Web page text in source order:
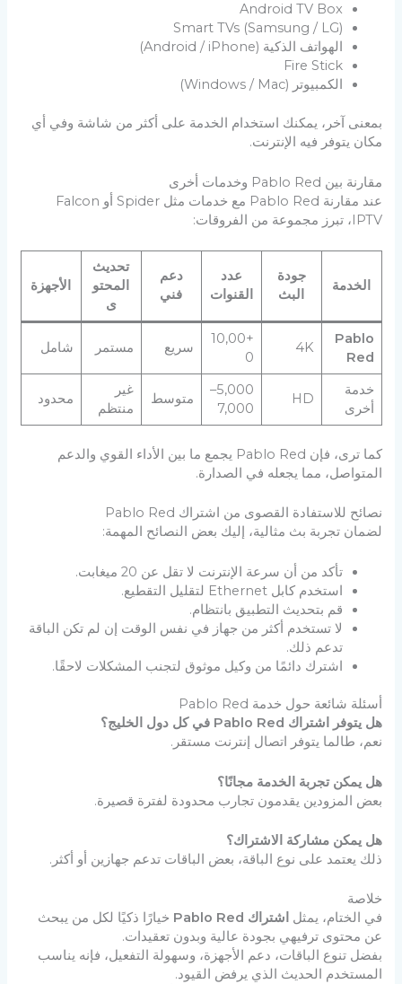
Android TV Box
Smart TVs (Samsung / LG)
الهواتف الذكية (Android / iPhone)
Fire Stick
الكمبيوتر (Windows / Mac)
بمعنى آخر، يمكنك استخدام الخدمة على أكثر من شاشة وفي أي
مكان يتوفر فيه الإنترنت.
مقارنة بين Pablo Red وخدمات أخرى
عند مقارنة Pablo Red مع خدمات مثل Spider أو Falcon
IPTV، تبرز مجموعة من الفروقات:
الخدمة
جودة
البث
عدد
القنوات
دعم
فني
تحديث
المحتو
ى
الأجهزة
Pablo
Red
4K
+10,00
0
سريع مستمر شامل
خدمة
أخرى
HD
5,000–
7,000
متوسط
غير
منتظم
محدود
كما ترى، فإن Pablo Red يجمع ما بين الأداء القوي والدعم
المتواصل، مما يجعله في الصدارة.
نصائح للاستفادة القصوى من اشتراك Pablo Red
لضمان تجربة بث مثالية، إليك بعض النصائح المهمة:
تأكد من أن سرعة الإنترنت لا تقل عن 20 ميغابت.
استخدم كابل Ethernet لتقليل التقطيع.
قم بتحديث التطبيق بانتظام.
لا تستخدم أكثر من جهاز في نفس الوقت إن لم تكن الباقة
تدعم ذلك.
اشترك دائمًا من وكيل موثوق لتجنب المشكلات لاحقًا.
أسئلة شائعة حول خدمة Pablo Red
هل يتوفر اشتراك Pablo Red في كل دول الخليج؟
نعم، طالما يتوفر اتصال إنترنت مستقر.
هل يمكن تجربة الخدمة مجانًا؟
بعض المزودين يقدمون تجارب محدودة لفترة قصيرة.
هل يمكن مشاركة الاشتراك؟
ذلك يعتمد على نوع الباقة، بعض الباقات تدعم جهازين أو أكثر.
خلاصة
في الختام، يمثل اشتراك Pablo Red
خيارًا ذكيًا لكل من يبحث
عن محتوى ترفيهي بجودة عالية وبدون تعقيدات.
بفضل تنوع الباقات، دعم الأجهزة، وسهولة التفعيل، فإنه يناسب
المستخدم الحديث الذي يرفض القيود.